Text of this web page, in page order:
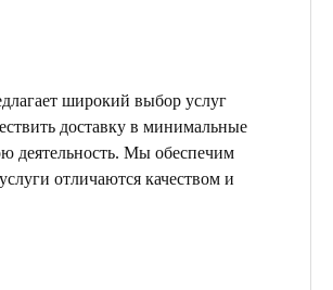
широкий выбор услуг
доставку в минимальные
деятельность. Мы обеспечим
отличаются качеством и